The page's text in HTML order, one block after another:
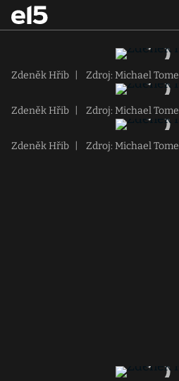
Zdeněk Hřib Zdroj: Michael
Zdeněk Hřib Zdroj: Michael
Zdeněk Hřib Zdroj: Michael